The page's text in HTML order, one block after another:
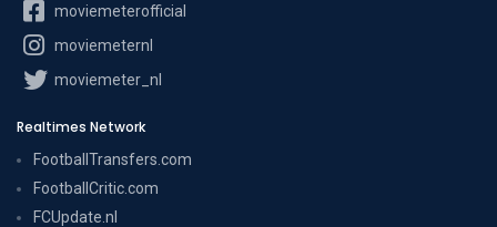
moviemeterofficial
moviemeternl
moviemeter_nl
Realtimes Network
FootballTransfers.com
FootballCritic.com
FCUpdate.nl